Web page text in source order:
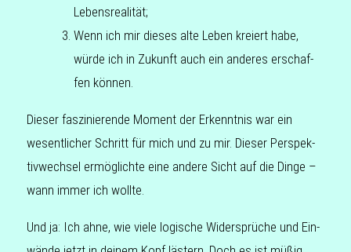
Lebensrealität;
Wenn ich mir dieses alte Leben kre­iert habe,
würde ich in Zukunft auch ein ande­res erschaf­
fen können.
Dieser fas­zi­nie­ren­de Moment der Erkennt­nis war ein
wesent­li­cher Schritt für mich und zu mir. Dieser Per­spek­
tiv­wech­sel ermög­lich­te eine andere Sicht auf die Dinge –
wann immer ich wollte.
Und ja: Ich ahne, wie viele logi­sche Wider­sprü­che und Ein­